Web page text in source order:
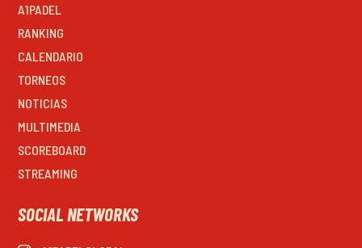
A1PADEL
RANKING
CALENDARIO
TORNEOS
NOTICIAS
MULTIMEDIA
SCOREBOARD
STREAMING
SOCIAL NETWORKS